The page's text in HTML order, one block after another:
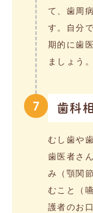
て、歯周
す。自分
期的に歯
ましょう。
7 歯科
むし歯や
歯医者さ
み（顎関
むこと（
護者のお